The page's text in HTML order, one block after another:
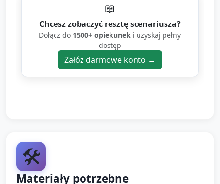
Każde dziecko otrzymuje kartkę,
papierowe papilotki (foremki), mały
talerzyk z brązową farbą, gąbeczkę lub
pędzelek, klej, dodatki do dekoracji.
Pokaz techniki (nauczyciel demonstruje, 1–2
pralinek” oraz jak dokleić papierowe
📖
Chcesz zobaczyć resztę scenariusza?
Dołącz do 1500+ opiekunek i uzyskaj pełny
dostęp
Załóż darmowe konto →
🛠️
Materiały potrzebne